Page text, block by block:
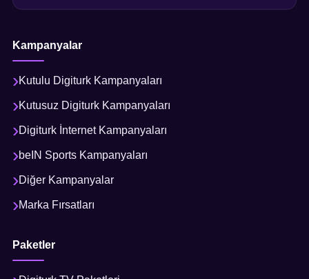
Kampanyalar
Kutulu Digiturk Kampanyaları
Kutusuz Digiturk Kampanyaları
Digiturk İnternet Kampanyaları
beIN Sports Kampanyaları
Diğer Kampanyalar
Marka Fırsatları
Paketler